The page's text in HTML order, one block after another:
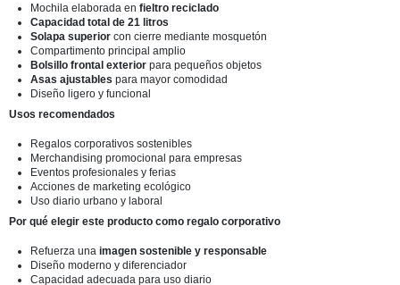
Mochila elaborada en fieltro reciclado
Capacidad total de 21 litros
Solapa superior con cierre mediante mosquetón
Compartimento principal amplio
Bolsillo frontal exterior para pequeños objetos
Asas ajustables para mayor comodidad
Diseño ligero y funcional
Usos recomendados
Regalos corporativos sostenibles
Merchandising promocional para empresas
Eventos profesionales y ferias
Acciones de marketing ecológico
Uso diario urbano y laboral
Por qué elegir este producto como regalo corporativo
Refuerza una imagen sostenible y responsable
Diseño moderno y diferenciador
Capacidad adecuada para uso diario